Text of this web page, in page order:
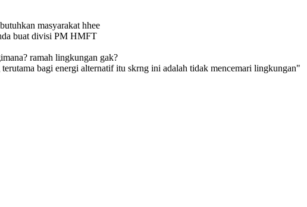
masyarakat hhee
buat divisi PM HMFT
ramah lingkungan gak?
bagi energi alternatif itu skrng ini adalah tidak mencemari lingkungan"